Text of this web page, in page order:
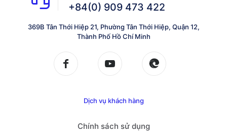
+84(0) 909 473 422
369B Tân Thới Hiệp 21, Phường Tân Thới Hiệp, Quận 12,
Thành Phố Hồ Chí Minh
Dịch vụ khách hàng
Chính sách sử dụng